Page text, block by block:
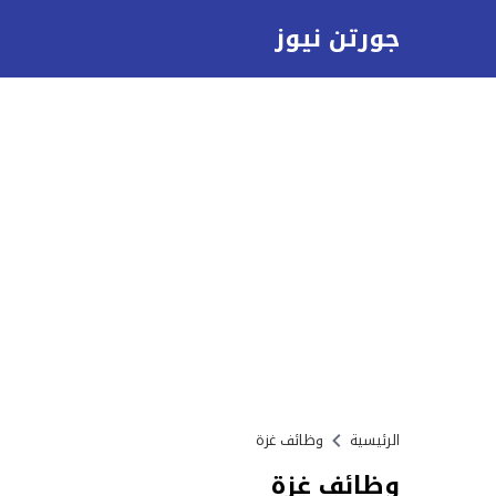
جورتن نيوز
الرئيسية وظائف غزة
وظائف غزة